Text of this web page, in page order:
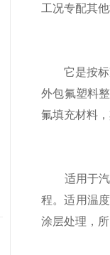
工况专配其
它是按标准
外包氟塑料
氟填充材料
适用于汽车
程。适用温
涂层处理，